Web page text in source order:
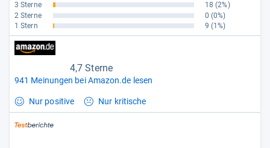
3 Sterne
18 (2%)
2 Sterne
0 (0%)
1 Stern
9 (1%)
4,7 Sterne
941 Meinungen bei Amazon.de lesen
Nur positive Nur kritische